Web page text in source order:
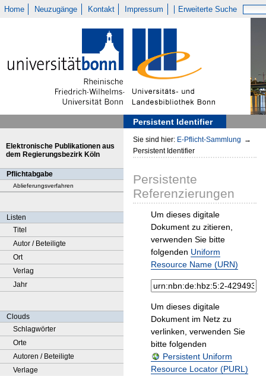
Home Neuzugänge Kontakt Impressum Erweiterte Suche
Persistent Identifier
Elektronische Publikationen aus
dem Regierungsbezirk Köln
Pflichtabgabe
Ablieferungsverfahren
Listen
Titel
Autor / Beteiligte
Ort
Verlag
Jahr
Clouds
Schlagwörter
Orte
Autoren / Beteiligte
Verlage
Sie sind hier: E-Pflicht-Sammlung →
Persistent Identifier
Persistente
Referenzierungen
Um dieses digitale
Dokument zu zitieren,
verwenden Sie bitte
folgenden Uniform
Resource Name (URN)
Um dieses digitale
Dokument im Netz zu
verlinken, verwenden Sie
bitte folgenden
Persistent Uniform
Resource Locator (PURL)